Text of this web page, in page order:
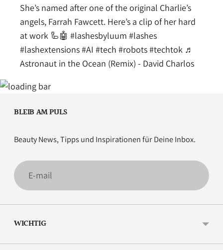
She’s named after one of the original Charlie’s
angels, Farrah Fawcett. Here’s a clip of her hard
at work 🦾🤖 #lashesbyluum #lashes
#lashextensions#AI #tech #robots#techtok ♬
Astronaut in the Ocean (Remix) - David Charlos
BLEIB AM PULS
Beauty News, Tipps und Inspirationen für Deine Inbox.
E-
mail
WICHTIG